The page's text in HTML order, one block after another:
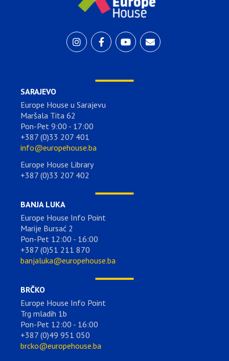
SARAJEVO
Europe House u Sarajevu
Maršala Tita 62
Pon-Pet 9:00 - 17:00
+387 (0)33 207 401
info@europehouse.ba
Europe House Library
+387 (0)33 207 402
BANJA LUKA
Europe House Info Point
Marije Bursać 2
Pon-Pet 12:00 - 16:00
+387 (0)51 211 870
banjaluka@europehouse.ba
BRČKO
Europe House Info Point
Trg mladih 1b
Pon-Pet 12:00 - 16:00
+387 (0)49 951 050
brcko@europehouse.ba